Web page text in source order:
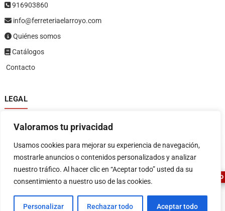
Valoramos tu privacidad
Usamos cookies para mejorar su experiencia de navegación,
mostrarle anuncios o contenidos personalizados y analizar
nuestro tráfico. Al hacer clic en “Aceptar todo” usted da su
consentimiento a nuestro uso de las cookies.
Personalizar Rechazar todo Aceptar todo
916903860
info@ferreteriaelarroyo.com
Quiénes somos
Catálogos
Contacto
LEGAL
Política de privacidad
Política de devoluciones y reembolsos
Términos y condiciones
FERRETERIA EL ARROYO | Diseñado por:Tema Freesia| © 2026WordPress
ASESOR FERRETERO